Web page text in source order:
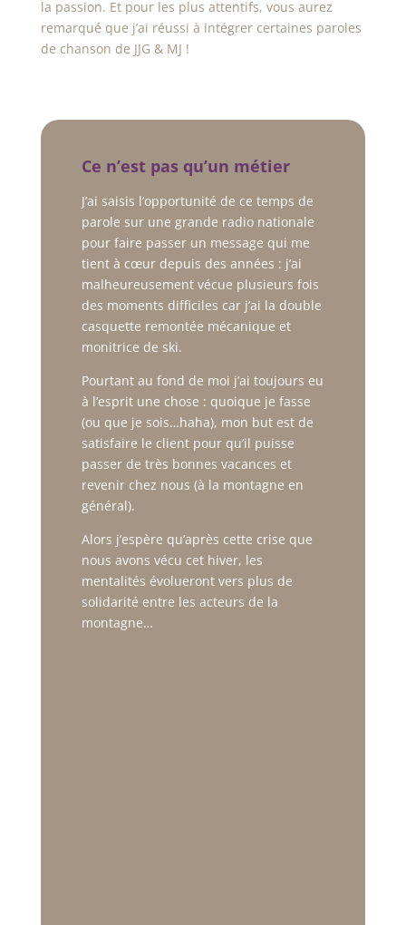
la passion. Et pour les plus attentifs, vous aurez
remarqué que j’ai réussi à intégrer certaines paroles
de chanson de JJG & MJ !
Ce n’est pas qu’un métier
J’ai saisis l’opportunité de ce temps de
parole sur une grande radio nationale
pour faire passer un message qui me
tient à cœur depuis des années : j’ai
malheureusement vécue plusieurs fois
des moments difficiles car j’ai la double
casquette remontée mécanique et
monitrice de ski.
Pourtant au fond de moi j’ai toujours eu
à l’esprit une chose : quoique je fasse
(ou que je sois…haha), mon but est de
satisfaire le client pour qu’il puisse
passer de très bonnes vacances et
revenir chez nous (à la montagne en
général).
Alors j’espère qu’après cette crise que
nous avons vécu cet hiver, les
mentalités évolueront vers plus de
solidarité entre les acteurs de la
montagne…